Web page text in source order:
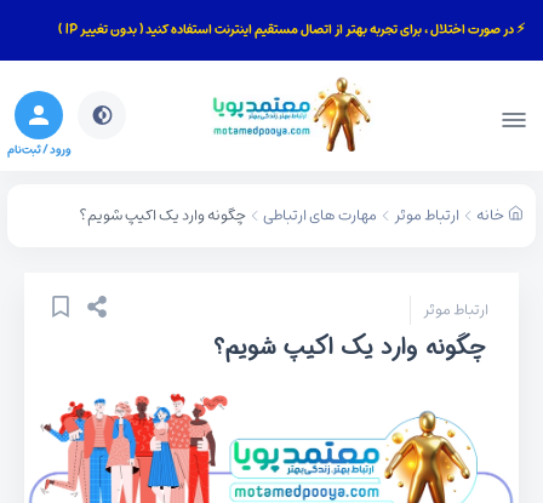
⚡ در صورت اختلال ، برای تجربه بهتر از اتصال مستقیم اینترنت استفاده کنید ( بدون تغییر IP )
ورود / ثبت‌نام
جستجو
خانه ارتباط موثر مهارت های ارتباطی چگونه وارد یک اکیپ شویم؟
ارتباط موثر
چگونه وارد یک اکیپ شویم؟
بستن